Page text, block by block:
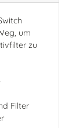
um
zu
Filter